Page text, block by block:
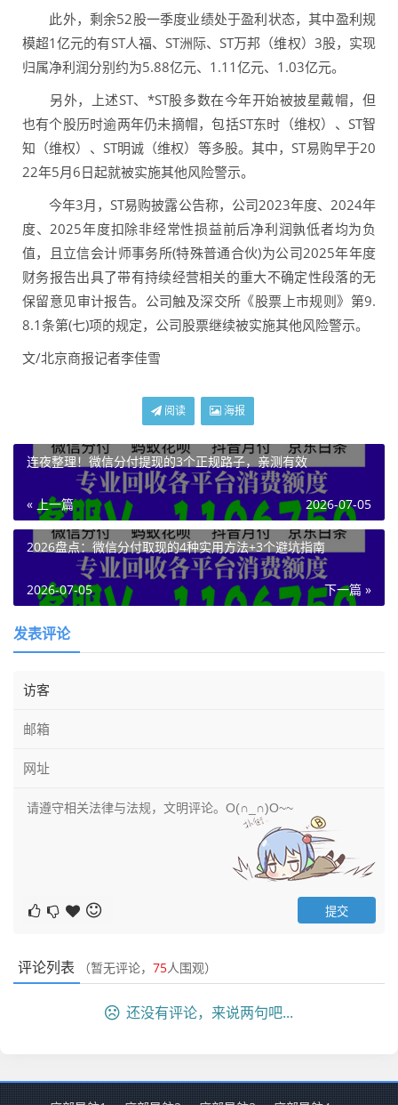
此外，剩余52股一季度业绩处于盈利状态，其中盈利规
模超1亿元的有ST人福、ST洲际、ST万邦（维权）3股，实现
归属净利润分别约为5.88亿元、1.11亿元、1.03亿元。
另外，上述ST、*ST股多数在今年开始被披星戴帽，但
也有个股历时逾两年仍未摘帽，包括ST东时（维权）、ST智
知（维权）、ST明诚（维权）等多股。其中，ST易购早于20
22年5月6日起就被实施其他风险警示。
今年3月，ST易购披露公告称，公司2023年度、2024年
度、2025年度扣除非经常性损益前后净利润孰低者均为负
值，且立信会计师事务所(特殊普通合伙)为公司2025年年度
财务报告出具了带有持续经营相关的重大不确定性段落的无
保留意见审计报告。公司触及深交所《股票上市规则》第9.
8.1条第(七)项的规定，公司股票继续被实施其他风险警示。
文/北京商报记者李佳雪
阅读 海报
连夜整理！微信分付提现的3个正规路子，亲测有效
« 上一篇 2026-07-05
2026盘点：微信分付取现的4种实用方法+3个避坑指南
下一篇 »
2026-07-05
发表评论
评论列表 （暂无评论， 75人围观）
还没有评论，来说两句吧...